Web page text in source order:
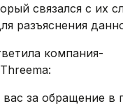
связался с их
разъяснения
компания-
вас за обращение в